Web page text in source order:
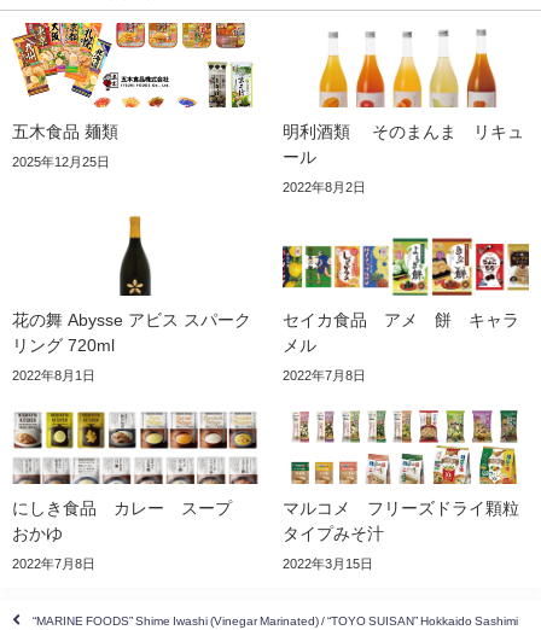
五木食品 麺類
2025年12月25日
明利酒類 そのまんま リキュ
ール
2022年8月2日
花の舞 Abysse アビス スパーク
リング 720ml
2022年8月1日
セイカ食品 アメ 餅 キャラ
メル
2022年7月8日
にしき食品 カレー スープ
おかゆ
2022年7月8日
マルコメ フリーズドライ顆粒
タイプみそ汁
2022年3月15日
“MARINE FOODS” Shime Iwashi (Vinegar Marinated) / “TOYO SUISAN” Hokkaido Sashimi